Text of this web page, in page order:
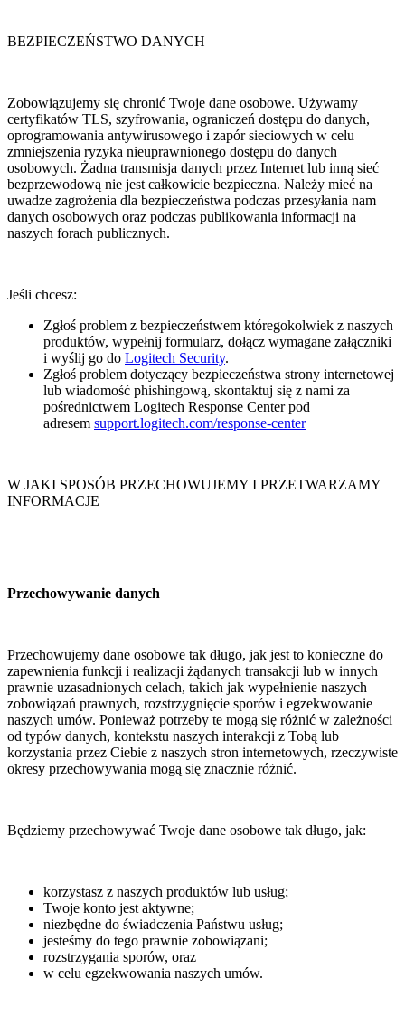
BEZPIECZEŃSTWO DANYCH
Zobowiązujemy się chronić Twoje dane osobowe. Używamy
certyfikatów TLS, szyfrowania, ograniczeń dostępu do danych,
oprogramowania antywirusowego i zapór sieciowych w celu
zmniejszenia ryzyka nieuprawnionego dostępu do danych
osobowych. Żadna transmisja danych przez Internet lub inną sieć
bezprzewodową nie jest całkowicie bezpieczna. Należy mieć na
uwadze zagrożenia dla bezpieczeństwa podczas przesyłania nam
danych osobowych oraz podczas publikowania informacji na
naszych forach publicznych.
Jeśli chcesz:
Zgłoś problem z bezpieczeństwem któregokolwiek z naszych
produktów, wypełnij formularz, dołącz wymagane załączniki
i wyślij go do Logitech Security.
Zgłoś problem dotyczący bezpieczeństwa strony internetowej
lub wiadomość phishingową, skontaktuj się z nami za
pośrednictwem Logitech Response Center pod
adresem support.logitech.com/response-center
W JAKI SPOSÓB PRZECHOWUJEMY I PRZETWARZAMY
INFORMACJE
Przechowywanie danych
Przechowujemy dane osobowe tak długo, jak jest to konieczne do
zapewnienia funkcji i realizacji żądanych transakcji lub w innych
prawnie uzasadnionych celach, takich jak wypełnienie naszych
zobowiązań prawnych, rozstrzygnięcie sporów i egzekwowanie
naszych umów. Ponieważ potrzeby te mogą się różnić w zależności
od typów danych, kontekstu naszych interakcji z Tobą lub
korzystania przez Ciebie z naszych stron internetowych, rzeczywiste
okresy przechowywania mogą się znacznie różnić.
Będziemy przechowywać Twoje dane osobowe tak długo, jak:
korzystasz z naszych produktów lub usług;
Twoje konto jest aktywne;
niezbędne do świadczenia Państwu usług;
jesteśmy do tego prawnie zobowiązani;
rozstrzygania sporów, oraz
w celu egzekwowania naszych umów.